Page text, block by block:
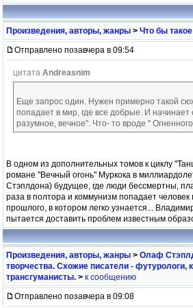
Произведения, авторы, жанры > Что бы
Отправлено позавчера в 09:54
цитата Andreasnim
Еще запрос один. Нужен примерно такой
попадает в мир, где все добрые. И начинает
разумное, вечное". Что- то вроде "
В одном из дополнительных томов к циклу
романе "Вечный огонь" Муркока в
Стэплдона) будущее, где люди бессмертны,
раза в полтора и коммунизм попадает
прошлого, в котором легко узнается...
пытается доставить проблем известным
Произведения, авторы, жанры > Олаф
творчества. Схожие писатели - футурологи,
трансгуманисты. > к сообщению
Отправлено позавчера в 09:08